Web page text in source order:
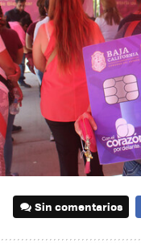
Sin comentarios